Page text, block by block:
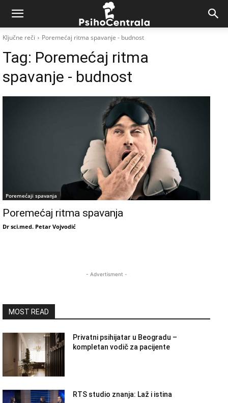
Ključne reči Poremećaj ritma spavanje - budnost
Tag: Poremećaj ritma
spavanje - budnost
Poremećaji spavanja
Poremećaj ritma spavanja
Dr sci.med. Petar Vojvodić
- Advertisment -
MOST READ
Privatni psihijatar u Beogradu –
kompletan vodič za pacijente
RTS studio znanja: Laž i istina